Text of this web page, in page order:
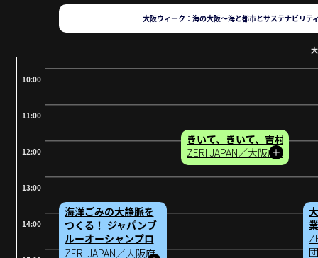
10:00
11:00
12:00
13:00
14:00
大阪ウィーク：海の大阪〜海と都市とサステナビリテ
海洋ごみの大静脈を
つくる！ ジャパンブ
ルーオーシャンプロ
ジェクト
ZERI JAPAN／大阪府
きいて、きいて、吉村知事
ZERI JAPAN／大阪府／一般